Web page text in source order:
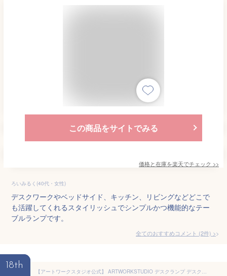
この商品をサイトでみる
価格と在庫を楽天でチェック >>
ろいみるく(40代・女性)
デスクワークやベッドサイド、キッチン、リビングなどどこで
も活躍してくれるスタイリッシュでシンプルかつ機能的なテー
ブルランプです。
全てのおすすめコメント (2件) >
18th
【アートワークスタジオ公式】 ARTWORKSTUDIO デスクランプ デスクライト AW-0376E Gossip-LED desk light ゴシップデスクライト 1灯 高効率LED内蔵 スイッチ付き スチール アルミ 真鍮 テーブルランプ おしゃれ 北欧 ミッドセンチュリー【ポイント10倍】